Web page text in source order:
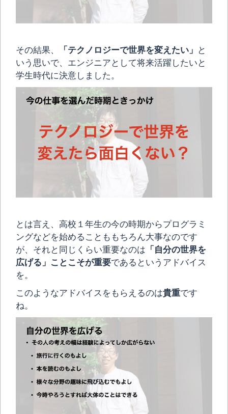
その結果、 「テクノロジーで世界を変えたい」 と
いう思いで、エンジニアとして将来活躍したいと
学生時代に決意しました。
とは言え、高校１年生の今の時期からプログラミ
ングなどを始めることももちろん大事なのです
が、それと同じくらい重要なのは 「自分の世界を
広げる」ことこそが重要であるというアドバイス
を。
このようなアドバイスをもらえるのは貴重です
ね。